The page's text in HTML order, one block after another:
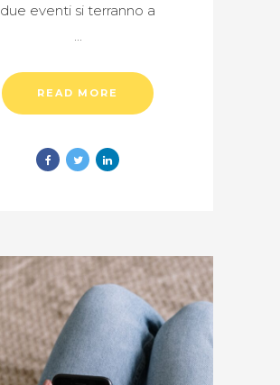
due eventi si terranno a
READ MORE